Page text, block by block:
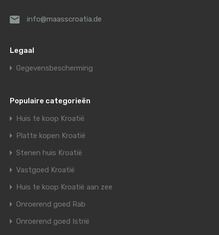
info@maasscroatia.de
Legaal
Gegevensbescherming
Populaire categorieën
Huis te koop Kroatië
Platte kopen Kroatië
Stenen huis Kroatië
Vastgoed Kroatië
Huis te koop Kroatië aan zee
Onroerend goed Rab
Onroerend goed Istrië